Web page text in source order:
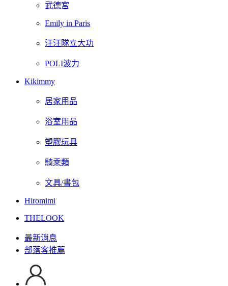
武德宮
Emily in Paris
汪汪隊立大功
POLI波力
Kikimmy
居家用品
浴室用品
塑膠玩具
騎乘類
文具/書包
Hiromimi
THELOOK
最新消息
部落客推薦